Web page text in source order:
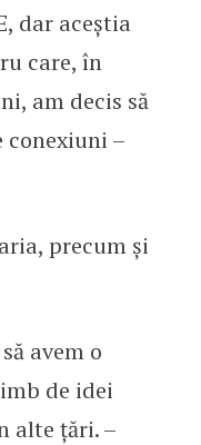
dar aceștia
care, în
am decis să
–
precum și
avem o
de idei
alte țări. –